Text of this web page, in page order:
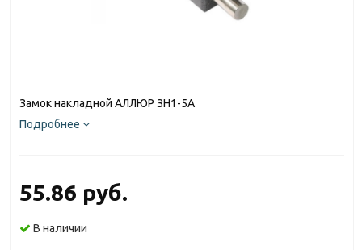
Замок накладной АЛЛЮР ЗН1-5А
Подробнее
55.86 руб.
В наличии